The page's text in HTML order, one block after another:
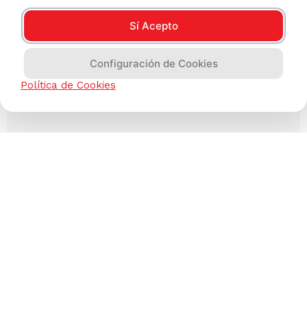
Sí Acepto
Configuración de Cookies
Política de Cookies